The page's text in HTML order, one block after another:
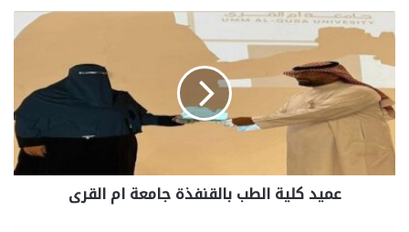
عميد كلية الطب بالقنفذة جامعة ام القرى